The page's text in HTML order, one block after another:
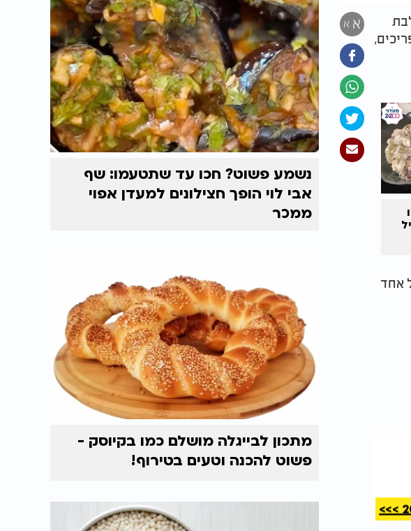
א א
אחד
נשמע פשוט? חכו עד שתטעמו: שף
אבי לוי הופך חצילונים למעדן אפוי
ממכר
מתכון לבייגלה מושלם כמו בקיוסק -
פשוט להכנה וטעים בטירוף!